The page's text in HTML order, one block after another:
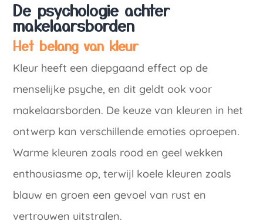
De psychologie achter
makelaarsborden
Het belang van kleur
Kleur heeft een diepgaand effect op de
menselijke psyche, en dit geldt ook voor
makelaarsborden. De keuze van kleuren in het
ontwerp kan verschillende emoties oproepen.
Warme kleuren zoals rood en geel wekken
enthousiasme op, terwijl koele kleuren zoals
blauw en groen een gevoel van rust en
vertrouwen uitstralen.